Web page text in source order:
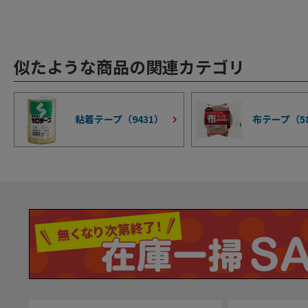
似たような商品の関連カテゴリ
粘着テープ（9431） 布テープ（